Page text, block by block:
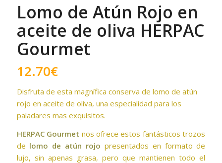
Lomo de Atún Rojo en
aceite de oliva HERPAC
Gourmet
12.70€
Disfruta de esta magnífica conserva de lomo de atún
rojo en aceite de oliva, una especialidad para los
paladares mas exquisitos.
HERPAC Gourmet nos ofrece estos fantásticos trozos
de lomo de atún rojo presentados en formato de
lujo, sin apenas grasa, pero que mantienen todo el